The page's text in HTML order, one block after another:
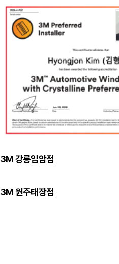
3M 강릉입암점
3M 원주태장점